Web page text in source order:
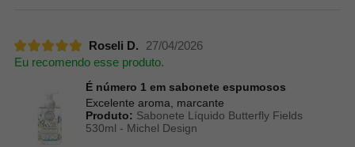
Roseli D.
27/04/2026
Eu recomendo esse produto.
É número 1 em sabonete espumosos
Excelente aroma, marcante
Produto: Sabonete Líquido Butterfly Fields
530ml - Michel Design